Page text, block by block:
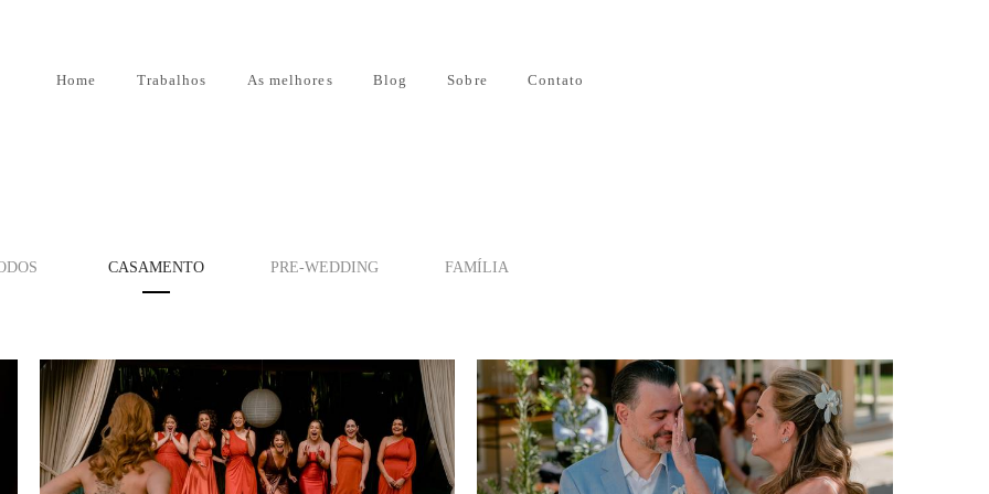
Home Trabalhos As melhores Blog Sobre Contato
CASAMENTO PRE-WEDDING FAMÍLIA